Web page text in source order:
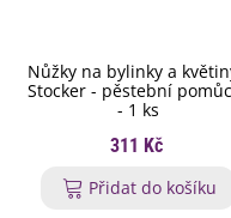
Nůžky na bylinky a
Stocker - pěstební
- 1 ks
311 Kč
Přidat do košíku